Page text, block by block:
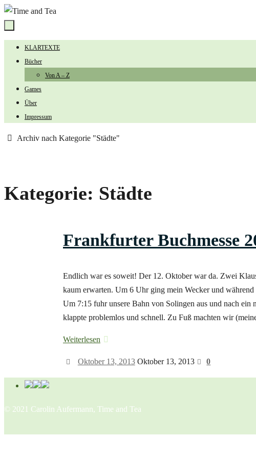
Zum
springen
Zum
Inhalt
KLARTEXTE
Bücher
Von A – Z
Games
Über
Impressum
StartArchiv nach Kategorie "Städte"
Kategorie: Städte
Frankfurter Buchmesse
Endlich war es soweit! Der 12. Oktober war da. Zwei
kaum erwarten. Um 6 Uhr ging mein Wecker und
Um 7:15 fuhr unsere Bahn von Solingen aus und nach
klappte problemlos und schnell. Zu Fuß machten wir
Weiterlesen
Oktober 13, 2013 Oktober 13, 2013 0
© 2021 Carolin Aufermann, Time and Tea